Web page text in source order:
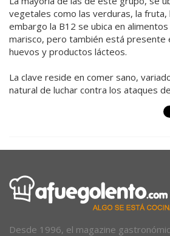
vegetales como las verduras, la
embargo la B12 se ubica en
marisco, pero también está presente
huevos y productos lácteos.
La clave reside en comer sano,
natural de luchar contra los ataques
Desde 1996, el magazine